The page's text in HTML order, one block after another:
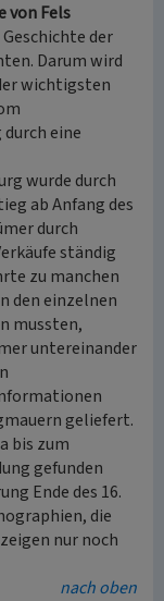
von Fels
der
Darum wird
wichtigsten
eine
wurde durch
ab Anfang des
durch
ständig
zu manchen
den einzelnen
mussten,
untereinander
geliefert.
bis zum
gefunden
Ende des 16.
die
nur noch
nach oben